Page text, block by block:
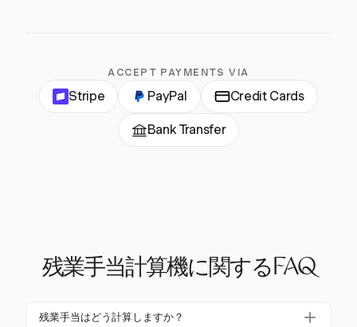
ACCEPT PAYMENTS VIA
Stripe PayPal Credit Cards
Bank Transfer
残業手当計算機に関するFAQ
残業手当はどう計算しますか？